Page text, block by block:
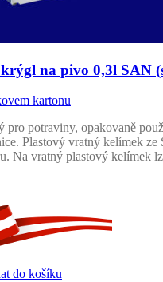
na pivo 0,3l SAN
kartonu
pro potraviny, opakovaně
Plastový vratný kelímek
Na vratný plastový kelímek
do košíku